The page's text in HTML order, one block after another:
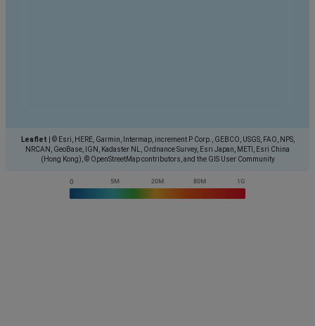
Leaflet
© Esri, HERE, Garmin, Intermap, increment P Corp., GEBCO, USGS, FAO, NPS,
NRCAN, GeoBase, IGN, Kadaster NL, Ordnance Survey, Esri Japan, METI, Esri China
(Hong Kong), © OpenStreetMap contributors, and the GIS User Community